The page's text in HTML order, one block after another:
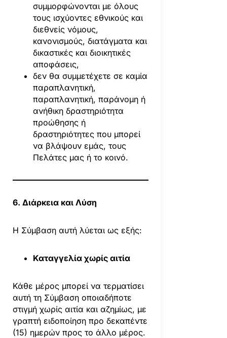
συμμορφώνονται με όλους
τους ισχύοντες εθνικούς και
διεθνείς νόμους,
κανονισμούς, διατάγματα και
δικαστικές και διοικητικές
αποφάσεις,
δεν θα συμμετέχετε σε καμία
παραπλανητική,
παραπλανητική, παράνομη ή
ανήθικη δραστηριότητα
προώθησης ή
δραστηριότητες που μπορεί
να βλάψουν εμάς, τους
Πελάτες μας ή το κοινό.
6. Διάρκεια και Λύση
Η Σύμβαση αυτή λύεται ως εξής:
Καταγγελία χωρίς αιτία
Κάθε μέρος μπορεί να τερματίσει
αυτή τη Σύμβαση οποιαδήποτε
στιγμή χωρίς αιτία και αζημίως, με
γραπτή ειδοποίηση προ δεκαπέντε
(15) ημερών προς το άλλο μέρος.